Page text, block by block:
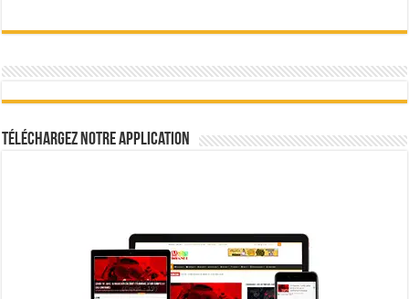
Téléchargez notre Application